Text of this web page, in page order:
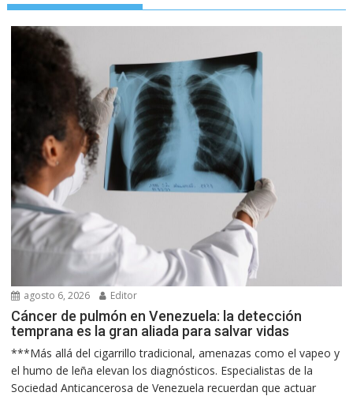
agosto 6, 2026 Editor
Cáncer de pulmón en Venezuela: la detección
temprana es la gran aliada para salvar vidas
***Más allá del cigarrillo tradicional, amenazas como el vapeo y
el humo de leña elevan los diagnósticos. Especialistas de la
Sociedad Anticancerosa de Venezuela recuerdan que actuar